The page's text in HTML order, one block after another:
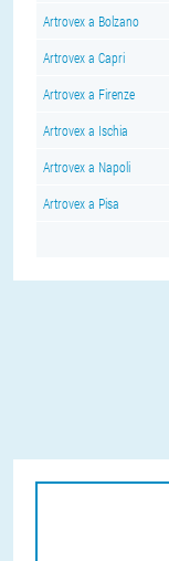
Artrovex a Bolzano
Artrovex a Capri
Artrovex a Firenze
Artrovex a Ischia
Artrovex a Napoli
Artrovex a Pisa